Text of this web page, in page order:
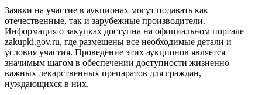
Заявки на участие в аукционах могут подавать как
отечественные, так и зарубежные производители.
Информация о закупках доступна на официальном портале
zakupki.gov.ru, где размещены все необходимые детали и
условия участия. Проведение этих аукционов является
значимым шагом в обеспечении доступности жизненно
важных лекарственных препаратов для граждан,
нуждающихся в них.